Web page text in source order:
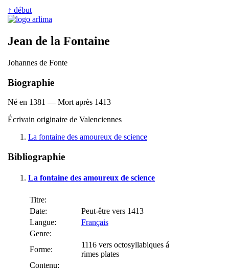
↑ début
Jean de la Fontaine
Johannes de Fonte
Biographie
Né en 1381 — Mort après 1413
Écrivain originaire de Valenciennes
La fontaine des amoureux de science
Bibliographie
La fontaine des amoureux de science
Titre:
Date:
Peut-être vers 1413
Langue:
Français
Genre:
Forme:
1116 vers octosyllabiques á
rimes plates
Contenu: